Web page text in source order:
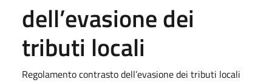
dell’evasione dei
tributi locali
Regolamento contrasto dell’evasione dei tributi locali